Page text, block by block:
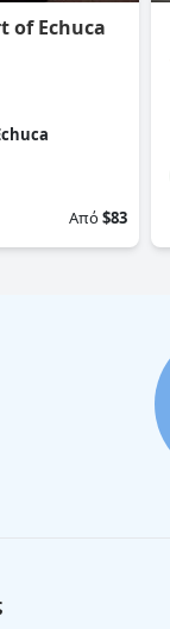
of Echuca
Από$83